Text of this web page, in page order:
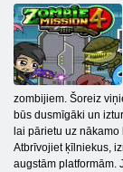
zombijiem. Šoreiz
būs dusmīgāki un
lai pārietu uz
Atbrīvojiet ķīlniekus,
augstām platformām.